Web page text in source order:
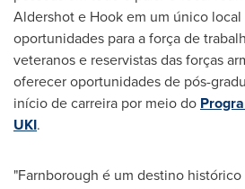
Aldershote Hook em um único
oportunidades para a força de
veteranos e reservistas das forças
oferecer oportunidades de pós-
início de carreira por meio do
UKI.
"Farnborough é um destino